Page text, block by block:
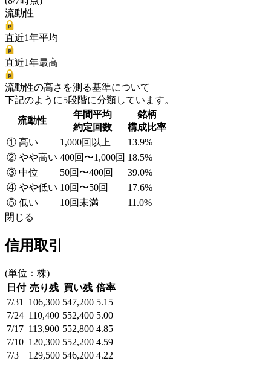
流動性
直近1年平均
直近1年最高
流動性の高さを測る基準について
下記のように5段階に分類しています。
流動性
年間平均
約定回数
銘柄
構成比率
① 高い
1,000回以上
13.9%
② やや高い 400回〜1,000回 18.5%
③ 中位
50回〜400回
39.0%
④ やや低い 10回〜50回
17.6%
⑤ 低い
10回未満
11.0%
閉じる
信用取引
(単位：株)
日付 売り残 買い残 倍率
7/31
106,300 547,200 5.15
7/24 110,400 552,400 5.00
7/17 113,900 552,800 4.85
7/10 120,300 552,200 4.59
7/3
129,500 546,200 4.22